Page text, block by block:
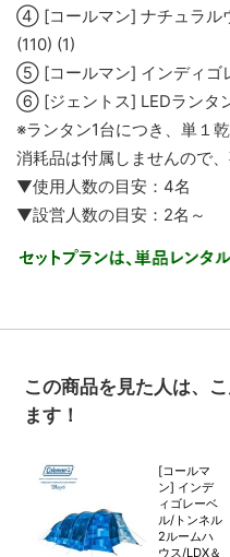
④ [コールマン] ナチュラル
(110) (1)
⑤ [コールマン] インディゴ
⑥ [ジェントス] LEDランタ
※ランタン1台につき、単１
消耗品は付属しませんので
▼使用人数の目安：4名
▼設営人数の目安：2名～
この商品を見た人は、
ます！
[コールマ
ン] インデ
ィゴレーベ
ル/トンネル
2ルームハ
ウス/LDX＆